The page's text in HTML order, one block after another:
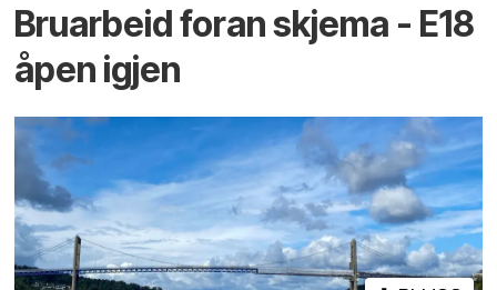
Bruarbeid foran skjema - E18
åpen igjen